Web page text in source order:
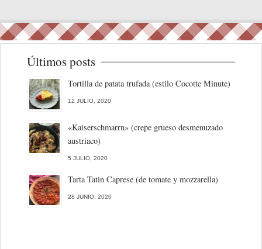
Últimos posts
Tortilla de patata trufada (estilo Cocotte Minute)
12 JULIO, 2020
«Kaiserschmarrn» (crepe grueso desmenuzado
austriaco)
5 JULIO, 2020
Tarta Tatin Caprese (de tomate y mozzarella)
28 JUNIO, 2020